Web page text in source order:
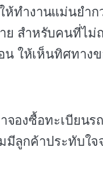
ทำงานแม่นยำกว่
ย สำหรับคนที่ไม่
น ให้เห็นทิศทางข
องซื้อทะเบียน
ลูกค้าประทับใ